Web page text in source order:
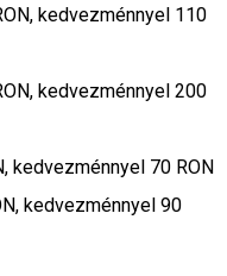
kedvezménnyel 110
kedvezménnyel 200
kedvezménnyel 70 RON
kedvezménnyel 90